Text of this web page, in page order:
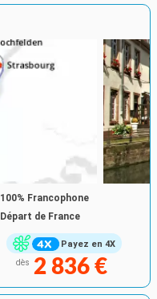
Payez en 4X
100% Francophone
Départ de France
dès 2 836 €